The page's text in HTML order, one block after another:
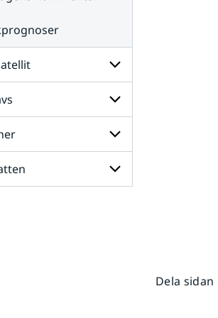
Undersidor
för
Radar
och
satellit
Undersidor
för
Väder
till
havs
Undersidor
för
Dela sidan